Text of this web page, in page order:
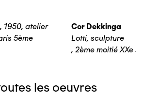
1950, atelier
5ème
Cor Dekkinga
Lotti, sculpture
, 2ème moitié XXe
les oeuvres